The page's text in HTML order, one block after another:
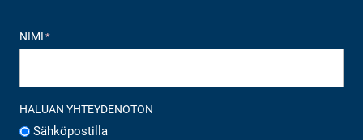
NIMI *
HALUAN YHTEYDENOTON
Sähköpostilla